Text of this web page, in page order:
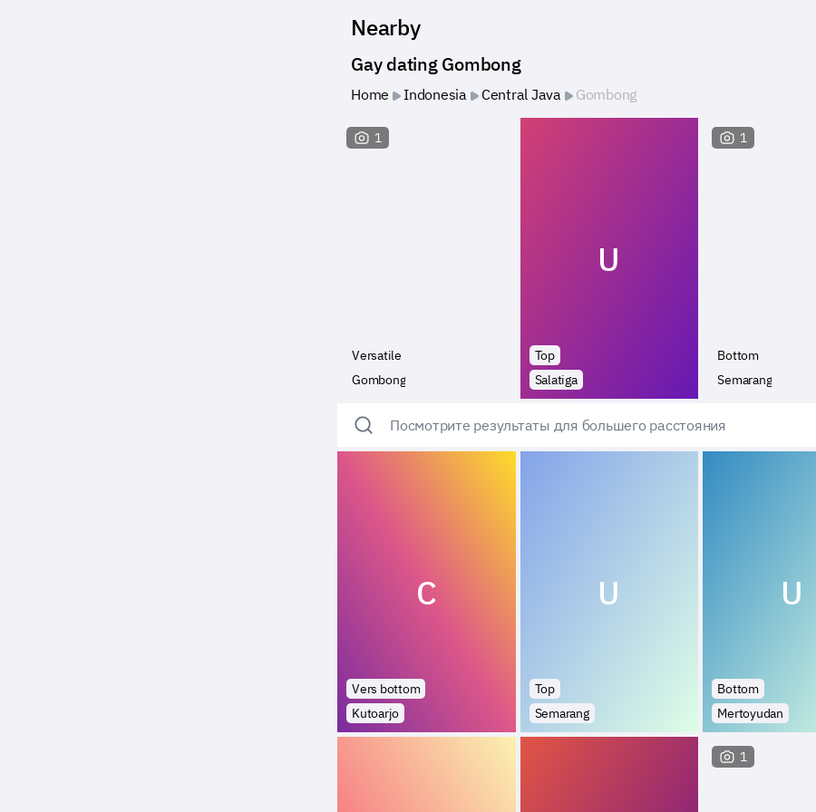
Nearby
Gay dating Gombong
Home Indonesia Central Java Gombong
1
Versatile
Gombong
U
Top
Salatiga
1
Bottom
Semarang
Посмотрите результаты для большего расстояния
C
Vers bottom
Kutoarjo
U
Top
Semarang
U
Bottom
Mertoyudan
1